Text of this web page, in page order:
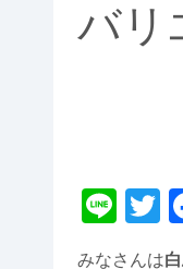
バリ
Li
T
みなさんは